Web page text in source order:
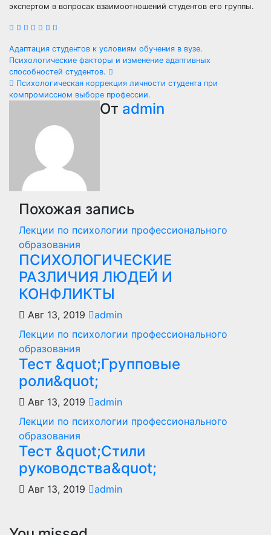
экспертом в вопросах взаимоотношений студентов его группы.
Навигация
по
записям
Адаптация студентов к условиям обучения в вузе.
Психологические факторы и изменение адаптивных
способностей студентов.
Психологическая коррекция личности студента при
компромиссном выборе профессии.
От admin
Похожая запись
Лекции по психологии профессионального
образования
ПСИХОЛОГИЧЕСКИЕ
РАЗЛИЧИЯ ЛЮДЕЙ И
КОНФЛИКТЫ
Авг 13, 2019
admin
Лекции по психологии профессионального
образования
Тест &quot;Групповые
роли&quot;
Авг 13, 2019
admin
Лекции по психологии профессионального
образования
Тест &quot;Стили
руководства&quot;
Авг 13, 2019 admin